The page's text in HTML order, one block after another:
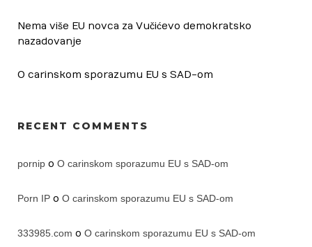
Nema više EU novca za Vučićevo demokratsko
nazadovanje
O carinskom sporazumu EU s SAD-om
RECENT COMMENTS
pornip o O carinskom sporazumu EU s SAD-om
Porn IP o O carinskom sporazumu EU s SAD-om
333985.com o O carinskom sporazumu EU s SAD-om